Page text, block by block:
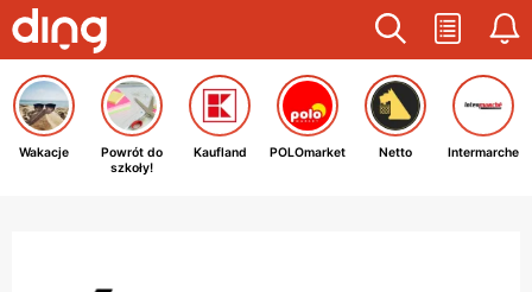
Wakacje
Powrót do
szkoły!
Kaufland POLOmarket Netto Intermarche